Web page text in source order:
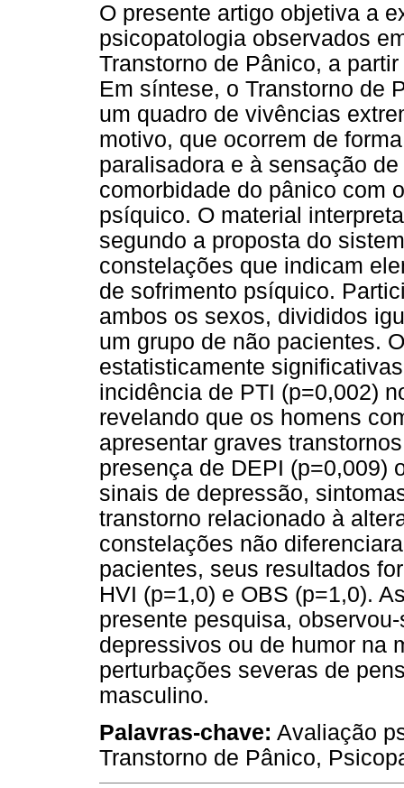
O presente artigo objetiva a
psicopatologia observados
Transtorno de Pânico, a
Em síntese, o Transtorno de
um quadro de vivências
motivo, que ocorrem de
paralisadora e à sensação
comorbidade do pânico com
psíquico. O material
segundo a proposta do
constelações que indicam
de sofrimento psíquico.
ambos os sexos, divididos
um grupo de não pacientes.
estatisticamente
incidência de PTI (p=0,002)
revelando que os homens
apresentar graves
presença de DEPI (p=0,009)
sinais de depressão,
transtorno relacionado à
constelações não
pacientes, seus resultados
HVI (p=1,0) e OBS (p=1,0).
presente pesquisa,
depressivos ou de humor na
perturbações severas de
masculino.
Palavras-chave: Avaliação
Transtorno de Pânico,